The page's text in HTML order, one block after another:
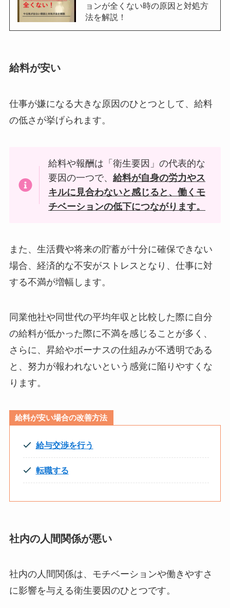
ョンが全くない時の原因と対処方
法を解説！
給料が安い
仕事が嫌になる大きな原因のひとつとして、給料
の低さが挙げられます。
給料や報酬は「衛生要因」の代表的な
要因の一つで、給料が自身の労力やス
キルに見合わないと感じると、働くモ
チベーションの低下につながります。
また、生活費や将来の貯蓄が十分に確保できない
場合、経済的な不安がストレスとなり、仕事に対
する不満が増幅します。
同業他社や同世代の平均年収と比較した際に自分
の給料が低かった際に不満を感じることが多く、
さらに、昇給やボーナスの仕組みが不透明である
と、努力が報われないという感覚に陥りやすくな
ります。
給料が安い場合の改善方法
給与交渉を行う
転職する
社内の人間関係が悪い
社内の人間関係は、モチベーションや働きやすさ
に影響を与える衛生要因のひとつです。